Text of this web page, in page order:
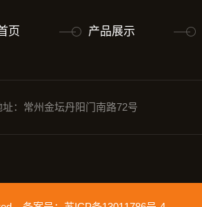
页 产品展示
址：常州金坛丹阳门南路72号